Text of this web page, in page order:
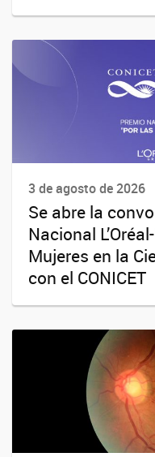
3 de agosto de 2026
Se abre la
Nacional
Mujeres en la
con el CONICET